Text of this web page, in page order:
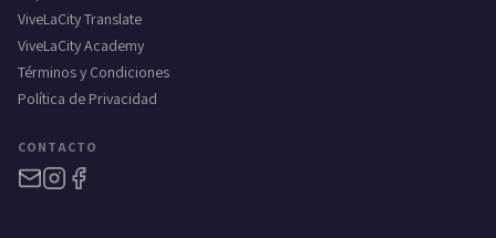
ViveLaCity Translate
ViveLaCity Academy
Términos y Condiciones
Política de Privacidad
CONTACTO